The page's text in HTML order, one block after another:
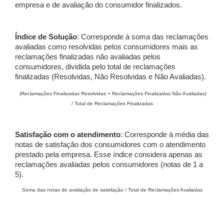
empresa e de avaliação do consumidor finalizados.
Índice de Solução: Corresponde à soma das reclamações
avaliadas como resolvidas pelos consumidores mais as
reclamações finalizadas não avaliadas pelos
consumidores, dividida pelo total de reclamações
finalizadas (Resolvidas, Não Resolvidas e Não Avaliadas).
(Reclamações Finalizadas Resolvidas + Reclamações Finalizadas Não Avaliadas)
/ Total de Reclamações Finalizadas
Satisfação com o atendimento: Corresponde à média das
notas de satisfação dos consumidores com o atendimento
prestado pela empresa. Esse índice considera apenas as
reclamações avaliadas pelos consumidores (notas de 1 a
5).
Soma das notas de avaliação de satisfação / Total de Reclamações Avaliadas